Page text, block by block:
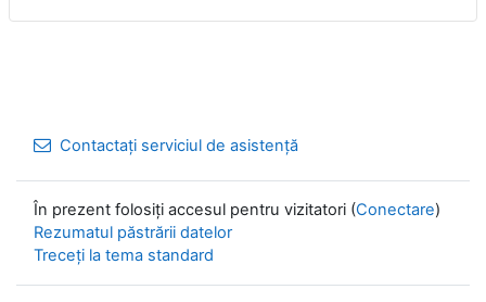
Contactați serviciul de asistență
În prezent folosiți accesul pentru vizitatori (Conectare)
Rezumatul păstrării datelor
Treceți la tema standard